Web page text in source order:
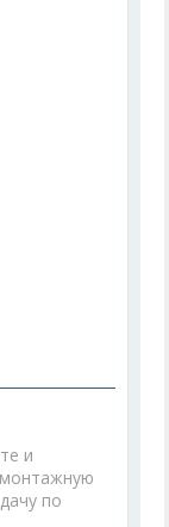
и
монтажную
по